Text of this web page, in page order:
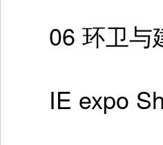
06 环卫与
IE expo